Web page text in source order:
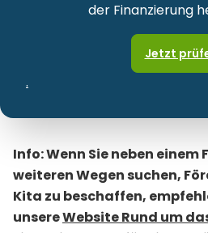
der Finanzierung
Jetzt
.
Info: Wenn Sie neben einem
weiteren Wegen suchen,
Kita zu beschaffen,
unsereWebsite Rund um